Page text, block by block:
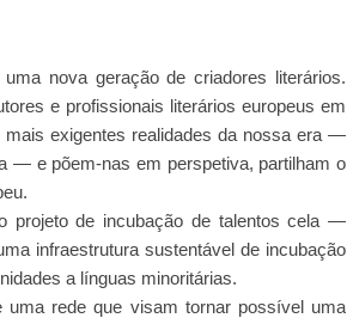
uma nova geração de criadores literários.
e profissionais literários europeus em
exigentes realidades da nossa era —
— e põem-nas em perspetiva, partilham o
projeto de incubação de talentos cela —
infraestruturasustentável de incubação
a línguas minoritárias.
uma rede que visam tornar possível uma